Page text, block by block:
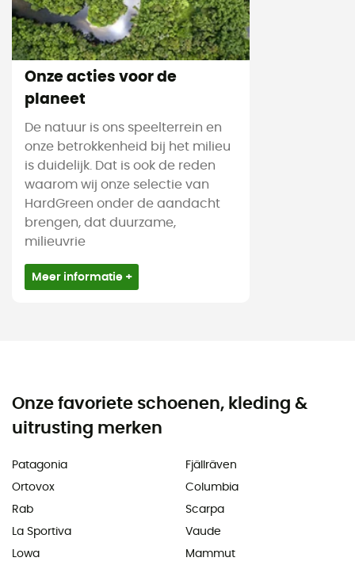
Onze acties voor de
planeet
De natuur is ons speelterrein en
onze betrokkenheid bij het milieu
is duidelijk. Dat is ook de reden
waarom wij onze selectie van
HardGreen onder de aandacht
brengen, dat duurzame,
milieuvrie
Meer informatie +
Onze favoriete schoenen, kleding &
uitrusting merken
Patagonia
Ortovox
Rab
La Sportiva
Lowa
Fjällräven
Columbia
Scarpa
Vaude
Mammut